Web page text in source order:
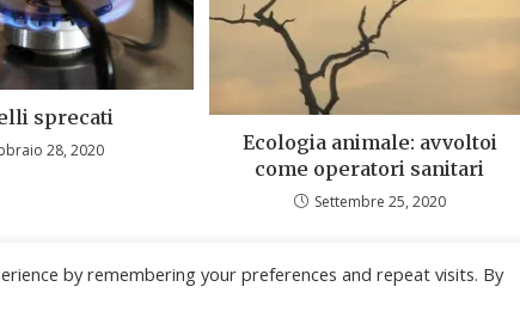
sprecati
28, 2020
Ecologia animale: avvoltoi
come operatori sanitari
Settembre 25, 2020
by remembering your preferences and repeat visits. By